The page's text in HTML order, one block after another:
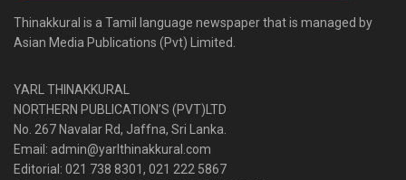
Thinakkural is a Tamil language newspaper that is managed by
Asian Media Publications (Pvt) Limited.
YARL THINAKKURAL
NORTHERN PUBLICATION’S (PVT)LTD
No. 267 Navalar Rd, Jaffna, Sri Lanka.
Email: admin@yarlthinakkural.com
Editorial: 021 738 8301, 021 222 5867